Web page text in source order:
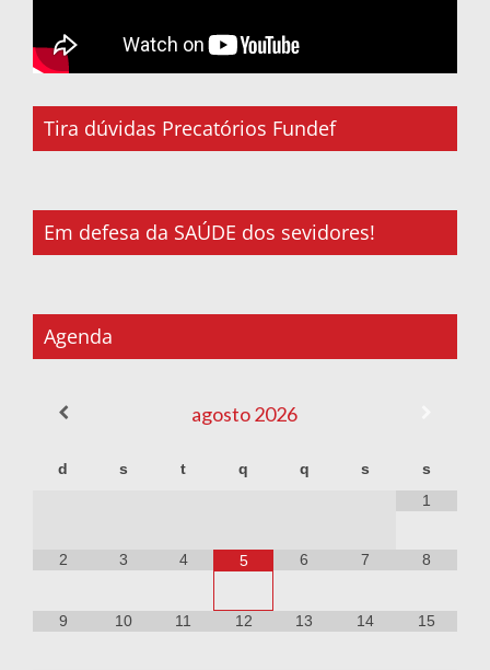
Tira dúvidas Precatórios Fundef
Em defesa da SAÚDE dos sevidores!
Agenda
agosto2026
d s t q q s
s
1
2 3 4 5 6 7 8
9 10 11 12 13 14 15